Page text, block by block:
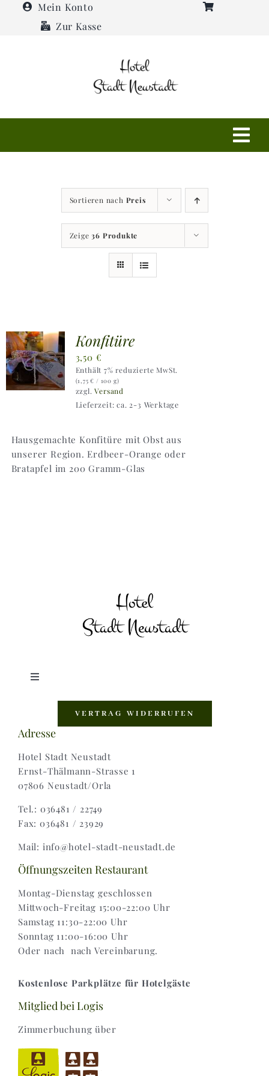
Mein Konto
Zur Kasse
Restaurant
Anfahrt + Kontakt
Sortieren nach Preis
Zeige36 Produkte
Konfitüre
3,50 €
Enthält 7% reduzierte MwSt.
(1,75€ / 100 g)
zzgl.Versand
Lieferzeit: ca. 2-3 Werktage
Hausgemachte Konfitüre mit Obst aus
unserer Region. Erdbeer-Orange oder
Bratapfel im 200 Gramm-Glas
Toggle
Zahlungsweisen |
Widerruf |
Versand & Lieferung
VERTRAG WIDERRUFEN
Adresse
Hotel Stadt Neustadt
Ernst-Thälmann-Strasse 1
07806 Neustadt/Orla
Tel.: 036481 / 22749
Fax: 036481 / 23929
Mail: info@hotel-stadt-neustadt.de
Öffnungszeiten Restaurant
Montag-Dienstag geschlossen
Mittwoch-Freitag 15:00-22:00 Uhr
Samstag 11:30-22:00 Uhr
Sonntag 11:00-16:00 Uhr
Oder nach nach Vereinbarung.
Kostenlose Parkplätze für Hotelgäste
Mitglied bei Logis
Zimmerbuchung über